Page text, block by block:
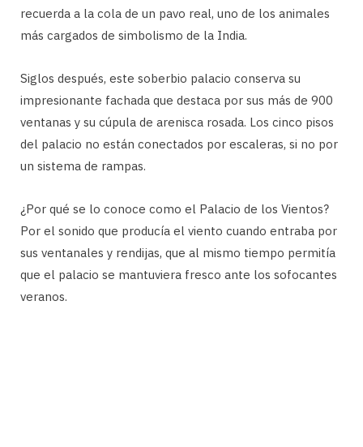
recuerda a la cola de un pavo real, uno de los animales
más cargados de simbolismo de la India.
Siglos después, este soberbio palacio conserva su
impresionante fachada que destaca por sus más de 900
ventanas y su cúpula de arenisca rosada. Los cinco pisos
del palacio no están conectados por escaleras, si no por
un sistema de rampas.
¿Por qué se lo conoce como el Palacio de los Vientos?
Por el sonido que producía el viento cuando entraba por
sus ventanales y rendijas, que al mismo tiempo permitía
que el palacio se mantuviera fresco ante los sofocantes
veranos.